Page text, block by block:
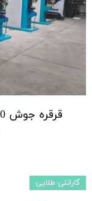
گارانتی طلایی